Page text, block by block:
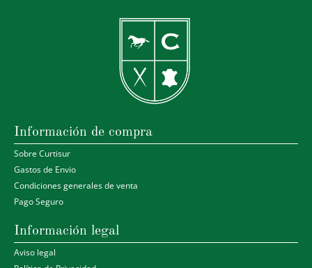
Información de compra
Sobre Curtisur
Gastos de Envio
Condiciones generales de venta
Pago Seguro
Información legal
Aviso legal